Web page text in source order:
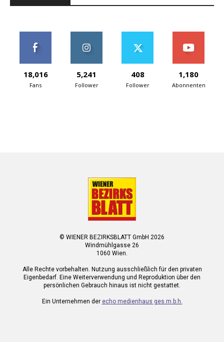
18,016
Fans
5,241
Follower
408
Follower
1,180
Abonnenten
© WIENER BEZIRKSBLATT GmbH 2026
Windmühlgasse 26
1060 Wien.
Alle Rechte vorbehalten. Nutzung ausschließlich für den privaten
Eigenbedarf. Eine Weiterverwendung und Reproduktion über den
persönlichen Gebrauch hinaus ist nicht gestattet.
Ein Unternehmen der echo medienhaus ges.m.b.h.